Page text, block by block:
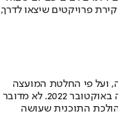
פרויקטים שיצאו לדרך,
בסוף חייה, ועל פי החלטת המועצה
הארצית לתכנון ולבנייה התוכנית תגיע לסיומה באוקטובר 2022. לא מדובר
התוכנית שעושה